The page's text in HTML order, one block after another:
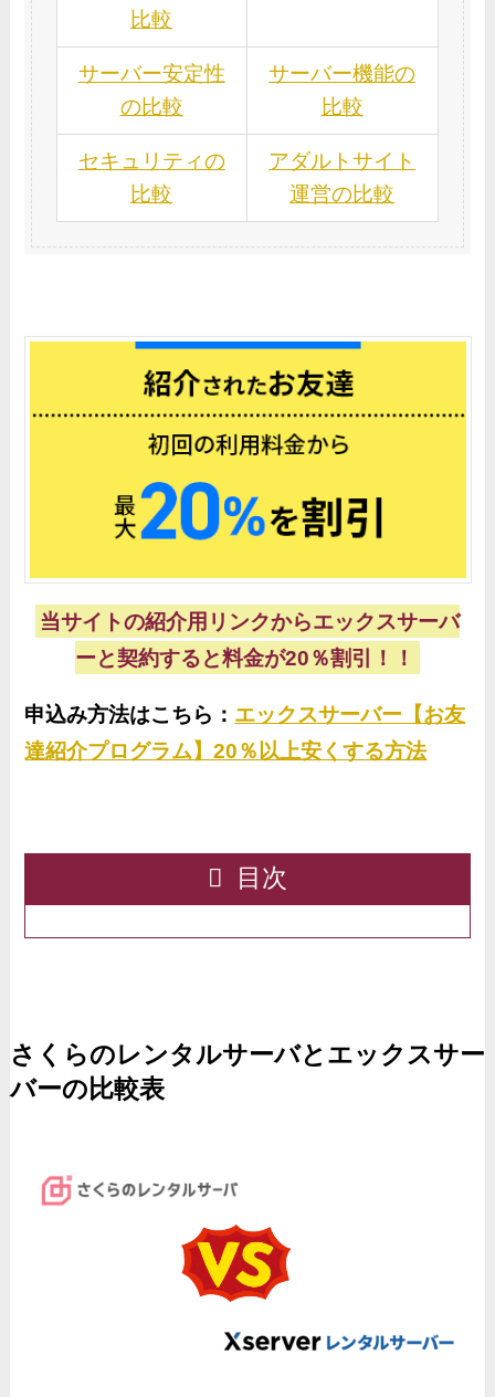
比較
サーバー安定性
の比較
サーバー機能の
比較
セキュリティの
比較
アダルトサイト
運営の比較
当サイトの紹介用リンクからエックスサーバ
ーと契約すると料金が20％割引！！
申込み方法はこちら： エックスサーバー【お友
達紹介プログラム】20％以上安くする方法
目次
さくらのレンタルサーバとエックスサー
バーの比較表